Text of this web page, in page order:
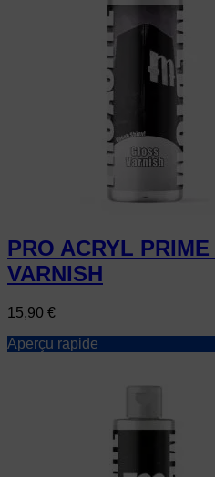
PRO ACRYL
VARNISH
Prix
15,90 €
Aperçu rapide